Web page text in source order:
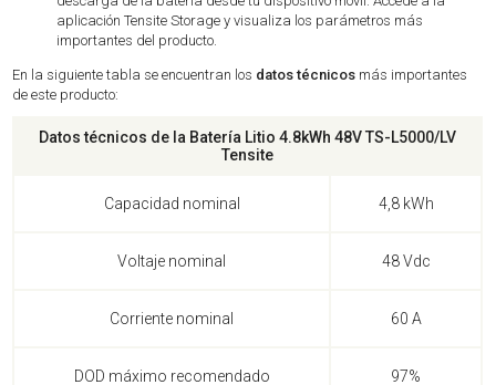
aplicación Tensite Storage y visualiza los parámetros más
importantes del producto.
En la siguiente tabla se encuentran los datos técnicos más importantes
de este producto:
Datos técnicos de la Batería Litio 4.8kWh 48V TS-L5000/LV
Tensite
Capacidad nominal 4,8 kWh
Voltaje nominal 48 Vdc
Corriente nominal 60 A
DOD máximo recomendado 97%